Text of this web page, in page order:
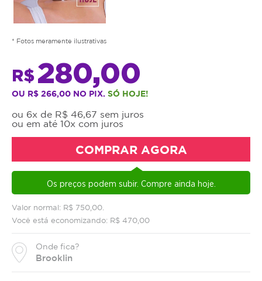
* Fotos meramente ilustrativas
Valor normal: R$ 750,00.
Você está economizando: R$ 470,00
Onde fica?
Brooklin
R$280,00
OU R$ 266,00 NO PIX. SÓ HOJE!
ou 6x de R$ 46,67 sem juros
ou em até 10x com juros
COMPRAR AGORA
Os preços podem subir. Compre ainda hoje.